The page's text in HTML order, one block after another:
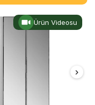
Ürün Videosu